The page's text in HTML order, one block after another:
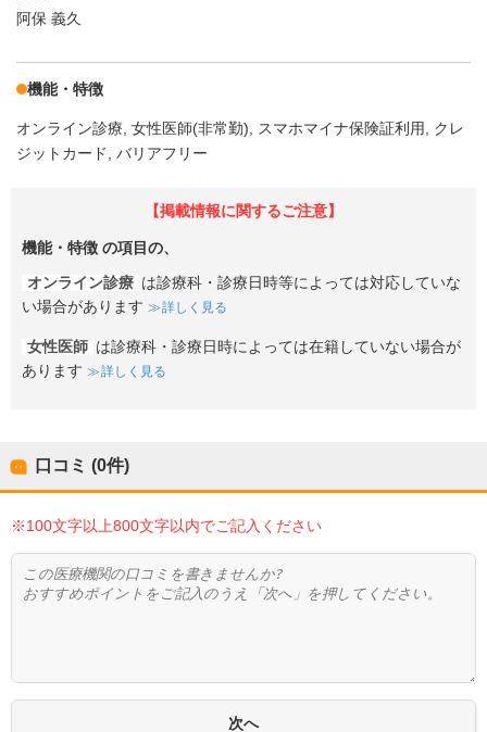
阿保 義久
機能・特徴
オンライン診療 女性医師(非常勤) スマホマイナ保険証利用
クレ
ジットカード
バリアフリー
【掲載情報に関するご注意】
機能・特徴 の項目の、
オンライン診療 は診療科・診療日時等によっては対応していな
い場合があります
詳しく見る
女性医師 は診療科・診療日時によっては在籍していない場合が
あります
詳しく見る
口コミ (0件)
※100文字以上800文字以内でご記入ください